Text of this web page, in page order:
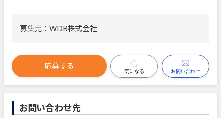
募集元：WDB株式会社
応募する
気になる お問い合わせ
お問い合わせ先